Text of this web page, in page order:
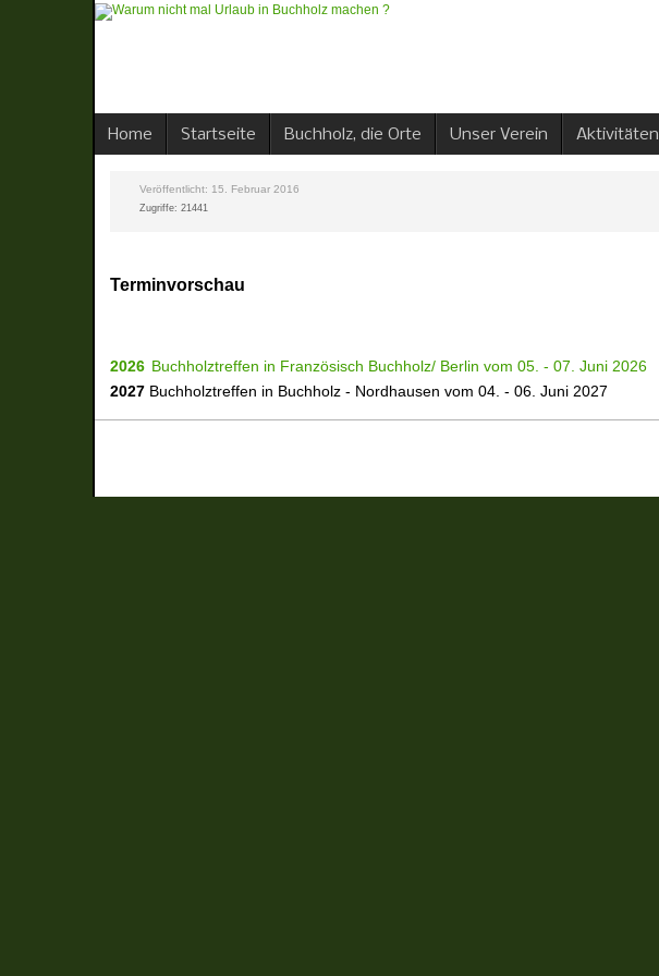
Home Startseite Buchholz, die Orte Unser Verein Aktivitäten
Veröffentlicht: 15. Februar 2016
Zugriffe: 21441
Terminvorschau
2026 Buchholztreffen in Französisch Buchholz/ Berlin vom 05. - 07. Juni 2026
2027 Buchholztreffen in Buchholz - Nordhausen vom 04. - 06. Juni 2027